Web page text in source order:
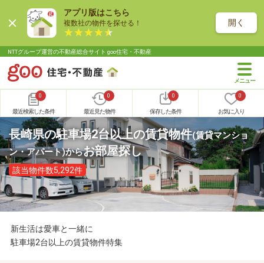
アプリ版はこちら
複数社の物件を探せる！ 開く
NTTグループ運営の不動産総合サイト goo住宅・不動産
0
最近検索した条件
0
最近見た物件
0
保存した条件
0
お気に入り
長崎県の駐車場2台以上の賃貸物件(賃貸マンショ
ン・アパート)からお部屋探し
該当物件数5,292件
新生活は愛車と一緒に
駐車場2台以上の賃貸物件特集